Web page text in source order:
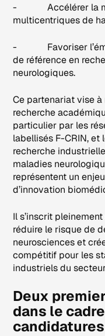
- Accélérer la
multicentriques de
- Favoriser
de référence en
neurologiques.
Ce partenariat vise à
recherche
particulier par les
labellisés F-CRIN, et
recherche
maladies
représentent un
d’innovation
Il s’inscrit
réduire le risque de
neurosciences et
compétitif pour les
industriels du
Deux
dans le